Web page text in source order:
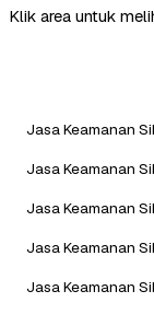
Klik area untuk
Jasa Keamanan
Jasa Keamanan
Jasa Keamanan
Jasa Keamanan
Jasa Keamanan